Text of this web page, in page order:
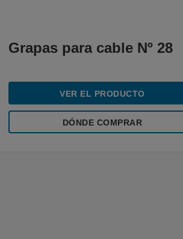
Grapas para cable Nº 28
VER EL PRODUCTO
DÓNDE COMPRAR